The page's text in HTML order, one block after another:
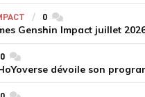
0commentaires
0commentaires